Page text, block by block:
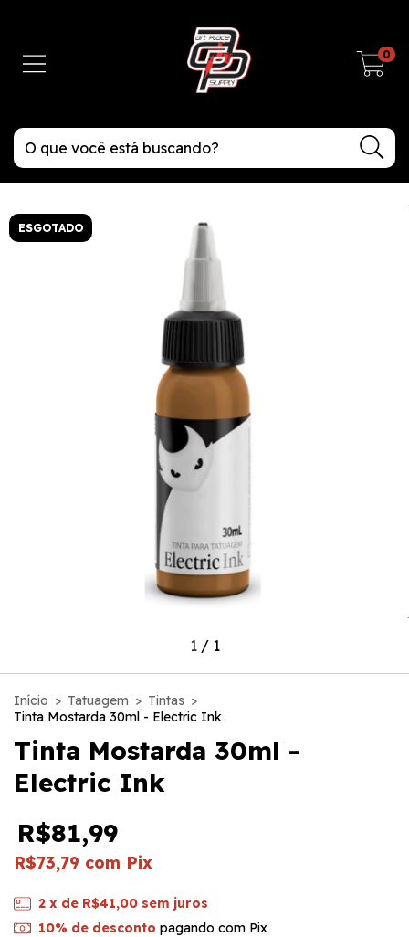
0
ESGOTADO
1/ 1
Início > Tatuagem > Tintas >
Tinta Mostarda 30ml - Electric Ink
Tinta Mostarda 30ml -
Electric Ink
R$81,99
R$73,79 com Pix
2 x de R$41,00 sem juros
10% de desconto pagando com Pix